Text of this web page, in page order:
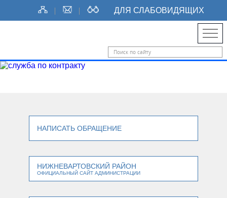
ДЛЯ СЛАБОВИДЯЩИХ
НАПИСАТЬ ОБРАЩЕНИЕ
НИЖНЕВАРТОВСКИЙ РАЙОН
ОФИЦИАЛЬНЫЙ САЙТ АДМИНИСТРАЦИИ